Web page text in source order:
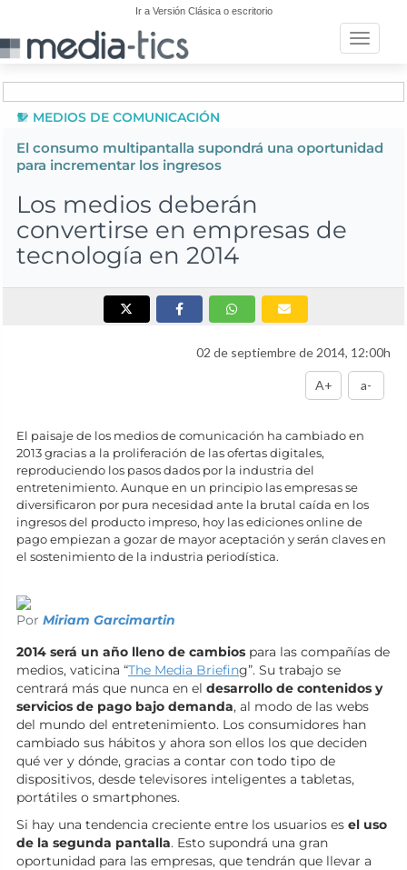
Ir a Versión Clásica o escritorio
Toggle
MEDIOS DE COMUNICACIÓN
El consumo multipantalla supondrá una oportunidad
para incrementar los ingresos
Los medios deberán
convertirse en empresas de
tecnología en 2014
02 de septiembre de 2014, 12:00h
A+ a-
El paisaje de los medios de comunicación ha cambiado en
2013 gracias a la proliferación de las ofertas digitales,
reproduciendo los pasos dados por la industria del
entretenimiento. Aunque en un principio las empresas se
diversificaron por pura necesidad ante la brutal caída en los
ingresos del producto impreso, hoy las ediciones online de
pago empiezan a gozar de mayor aceptación y serán claves en
el sostenimiento de la industria periodística.
Por Miriam Garcimartin
2014 será un año lleno de cambios para las compañías de
medios, vaticina “The Media Briefing”. Su trabajo se
centrará más que nunca en el desarrollo de contenidos y
servicios de pago bajo demanda, al modo de las webs
del mundo del entretenimiento. Los consumidores han
cambiado sus hábitos y ahora son ellos los que deciden
qué ver y dónde, gracias a contar con todo tipo de
dispositivos, desde televisores inteligentes a tabletas,
portátiles o smartphones.
Si hay una tendencia creciente entre los usuarios es el uso
de la segunda pantalla. Esto supondrá una gran
oportunidad para las empresas, que tendrán que llevar a